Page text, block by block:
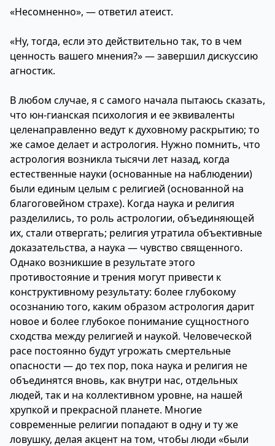
«Несомненно», — ответил атеист.
«Ну, тогда, если это действительно так, то в чем
ценность вашего мнения?» — завершил дискуссию
агностик.
В любом случае, я с самого начала пытаюсь сказать,
что юн-гианская психология и ее эквиваленты
целенаправленно ведут к духовному раскрытию; то
же самое делает и астрология. Нужно помнить, что
астрология возникла тысячи лет назад, когда
естественные науки (основанные на наблюдении)
были единым целым с религией (основанной на
благоговейном страхе). Когда наука и религия
разделились, то роль астрологии, объединяющей
их, стали отвергать; религия утратила объективные
доказательства, а наука — чувство священного.
Однако возникшие в результате этого
противостояние и трения могут привести к
конструктивному результату: более глубокому
осознанию того, каким образом астрология дарит
новое и более глубокое понимание сущностного
сходства между религией и наукой. Человеческой
расе постоянно будут угрожать смертельные
опасности — до тех пор, пока наука и религия не
объединятся вновь, как внутри нас, отдельных
людей, так и на коллективном уровне, на нашей
хрупкой и прекрасной планете. Многие
современные религии попадают в одну и ту же
ловушку, делая акцент на том, чтобы люди «были